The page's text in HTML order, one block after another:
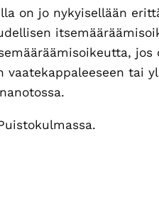
on jo nykyisellään
jos
tai